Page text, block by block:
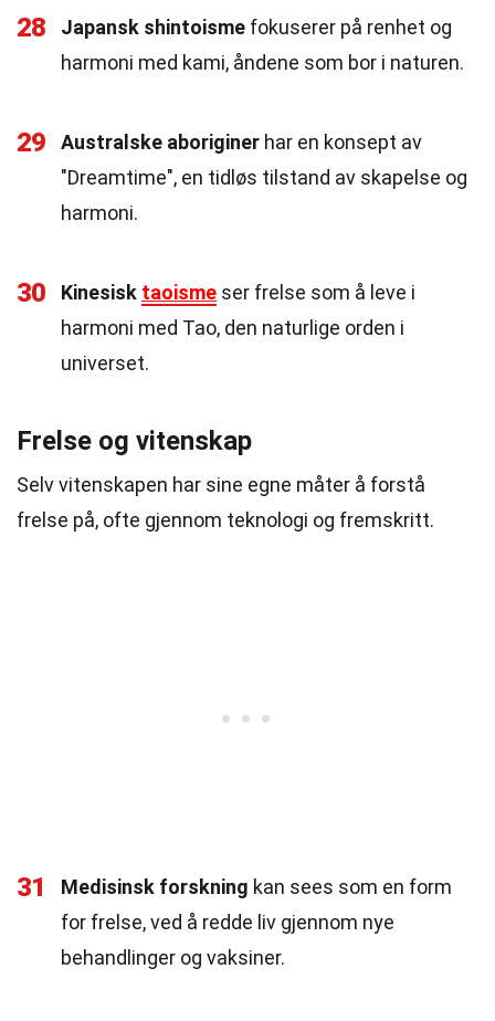
28 Japansk shintoisme fokuserer på renhet og
harmoni med kami, åndene som bor i naturen.
29 Australske aboriginer har en konsept av
"Dreamtime", en tidløs tilstand av skapelse og
harmoni.
30 Kinesisk taoisme ser frelse som å leve i
harmoni med Tao, den naturlige orden i
universet.
Frelse og vitenskap
Selv vitenskapen har sine egne måter å forstå
frelse på, ofte gjennom teknologi og fremskritt.
31 Medisinsk forskning kan sees som en form
for frelse, ved å redde liv gjennom nye
behandlinger og vaksiner.